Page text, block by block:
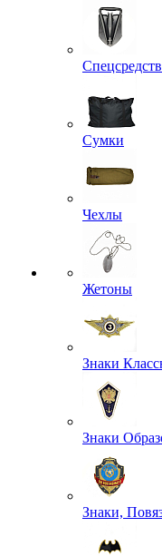
Сумки
Чехлы
Жетоны
Знаки
Знаки
Знаки,